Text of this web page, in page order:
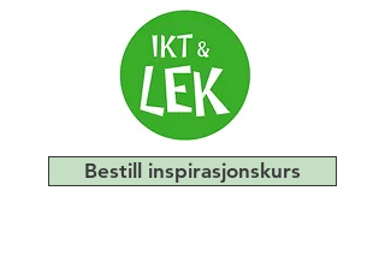
Bestill inspirasjonskurs